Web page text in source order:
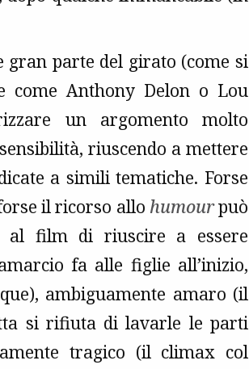
parte del girato (come si
come Anthony Delon o Lou
un argomento molto
riuscendo a mettere
a simili tematiche. Forse
il ricorso allo humourpuò
al film di riuscire a essere
fa alle figlie all’inizio,
ambiguamente amaro (il
si rifiuta di lavarle le parti
tragico (il climax col